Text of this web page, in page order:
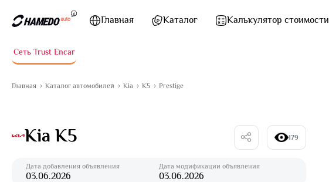
Главная
Каталог Калькулятор стоимости
Сеть Trust Encar
Главная Каталог автомобилей Kia K5 Prestige
Kia K5 179
Дата добавления объявления
03.06.2026
Дата модификации объявления
03.06.2026